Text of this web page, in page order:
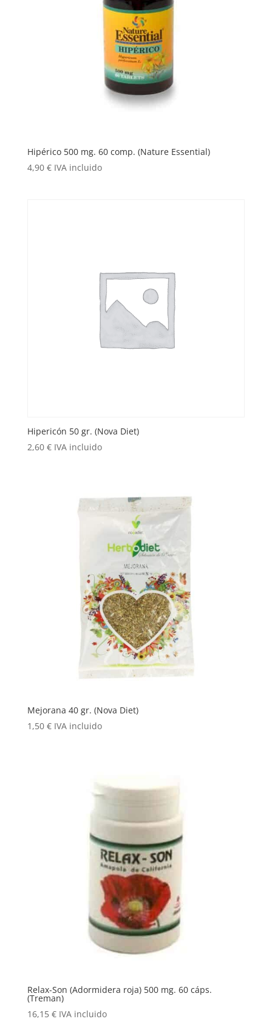
Hipérico 500 mg. 60 comp. (Nature Essential)
4,90 € IVA incluido
Hipericón 50 gr. (Nova Diet)
2,60 € IVA incluido
Mejorana 40 gr. (Nova Diet)
1,50 € IVA incluido
Relax-Son (Adormidera roja) 500 mg. 60 cáps.
(Treman)
16,15 € IVA incluido